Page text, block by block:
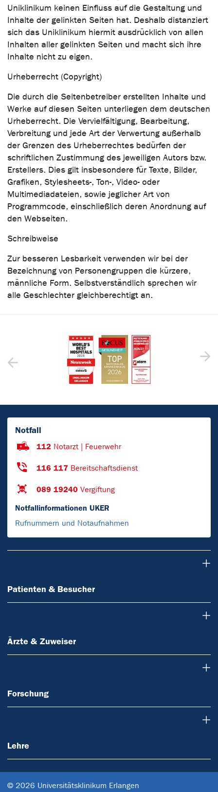
Uniklinikum keinen Einfluss auf die Gestaltung und
Inhalte der gelinkten Seiten hat. Deshalb distanziert
sich das Uniklinikum hiermit ausdrücklich von allen
Inhalten aller gelinkten Seiten und macht sich ihre
Inhalte nicht zu eigen.
Urheberrecht (Copyright)
Die durch die Seitenbetreiber erstellten Inhalte und
Werke auf diesen Seiten unterliegen dem deutschen
Urheberrecht. Die Vervielfältigung, Bearbeitung,
Verbreitung und jede Art der Verwertung außerhalb
der Grenzen des Urheberrechtes bedürfen der
schriftlichen Zustimmung des jeweiligen Autors bzw.
Erstellers. Dies gilt insbesondere für Texte, Bilder,
Grafiken, Stylesheets-, Ton-, Video- oder
Multimediadateien, sowie jeglicher Art von
Programmcode, einschließlich deren Anordnung auf
den Webseiten.
Schreibweise
Zur besseren Lesbarkeit verwenden wir bei der
Bezeichnung von Personengruppen die kürzere,
männliche Form. Selbstverständlich sprechen wir
alle Geschlechter gleichberechtigt an.
Notfall
112 Notarzt | Feuerwehr
116 117 Bereitschaftsdienst
089 19240 Vergiftung
Notfallinformationen UKER
Rufnummern und Notaufnahmen
Patienten & Besucher
Ärzte & Zuweiser
Forschung
Lehre
© 2026 Universitätsklinikum Erlangen